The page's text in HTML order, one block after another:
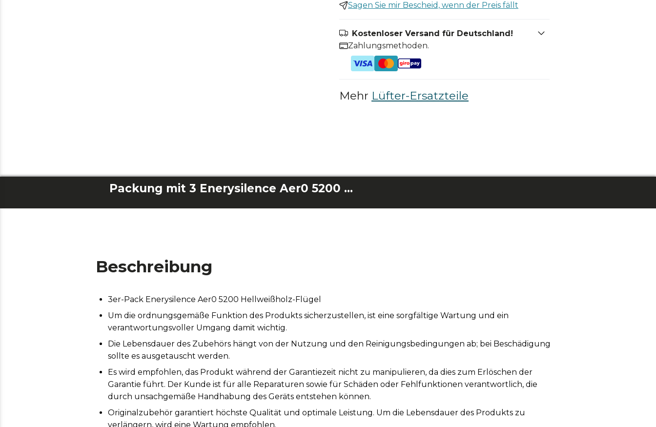
Sagen Sie mir Bescheid, wenn der Preis fällt
Kostenloser Versand für Deutschland!
Zahlungsmethoden.
Mehr Lüfter-Ersatzteile
Packung mit 3 Enerysilence Aer0 5200 Light Whitewood-Flügeln
Beschreibung
3er-Pack Enerysilence Aer0 5200 Hellweißholz-Flügel
Um die ordnungsgemäße Funktion des Produkts sicherzustellen, ist eine sorgfältige Wartung und ein
verantwortungsvoller Umgang damit wichtig.
Die Lebensdauer des Zubehörs hängt von der Nutzung und den Reinigungsbedingungen ab; bei Beschädigung
sollte es ausgetauscht werden.
Es wird empfohlen, das Produkt während der Garantiezeit nicht zu manipulieren, da dies zum Erlöschen der
Garantie führt. Der Kunde ist für alle Reparaturen sowie für Schäden oder Fehlfunktionen verantwortlich, die
durch unsachgemäße Handhabung des Geräts entstehen können.
Originalzubehör garantiert höchste Qualität und optimale Leistung. Um die Lebensdauer des Produkts zu
verlängern, wird eine Wartung empfohlen.